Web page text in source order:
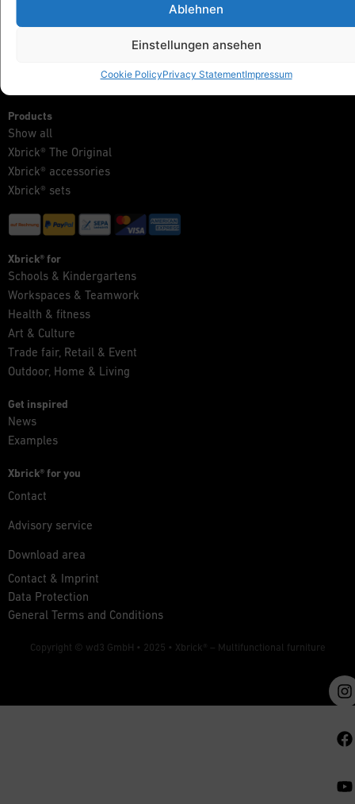
Ablehnen
Einstellungen ansehen
Cookie PolicyPrivacy StatementImpressum
+49 711 284 977 20
Products
Show all
Xbrick® The Original
Xbrick® accessories
Xbrick® sets
Xbrick® for
Schools & Kindergartens
Workspaces & Teamwork
Health & fitness
Art & Culture
Trade fair, Retail & Event
Outdoor, Home & Living
Get inspired
News
Examples
Xbrick® for you
Contact
Advisory service
Download area
Contact & Imprint
Data Protection
General Terms and Conditions
Copyright © wd3 GmbH • 2025 • Xbrick® – Multifunctional furniture